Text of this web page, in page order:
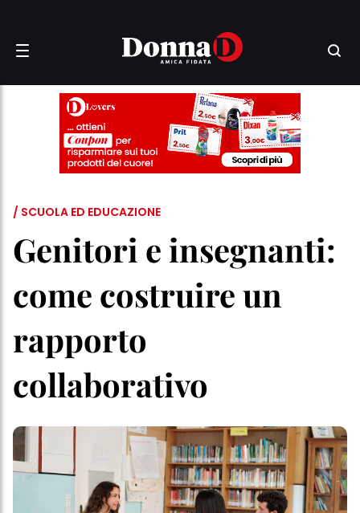
/ SCUOLA ED EDUCAZIONE
Genitori e insegnanti:
come costruire un
rapporto
collaborativo